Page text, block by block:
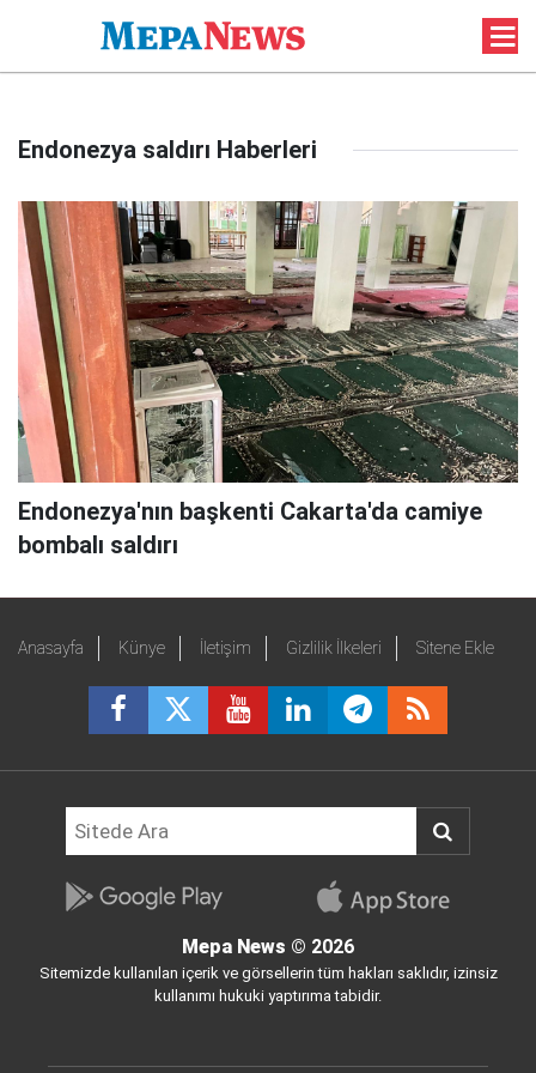
Endonezya saldırı Haberleri
Endonezya'nın başkenti Cakarta'da camiye
bombalı saldırı
Anasayfa Künye İletişim Gizlilik İlkeleri Sitene Ekle
Mepa News © 2026
Sitemizde kullanılan içerik ve görsellerin tüm hakları saklıdır, izinsiz
kullanımı hukuki yaptırıma tabidir.